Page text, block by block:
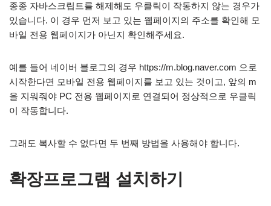
종종 자바스크립트를 해제해도 우클릭이 작동하지 않는 경우가
있습니다. 이 경우 먼저 보고 있는 웹페이지의 주소를 확인해 모
바일 전용 웹페이지가 아닌지 확인해주세요.
예를 들어 네이버 블로그의 경우 https://m.blog.naver.com 으로
시작한다면 모바일 전용 웹페이지를 보고 있는 것이고, 앞의 m
을 지워줘야 PC 전용 웹페이지로 연결되어 정상적으로 우클릭
이 작동합니다.
그래도 복사할 수 없다면 두 번째 방법을 사용해야 합니다.
확장프로그램 설치하기